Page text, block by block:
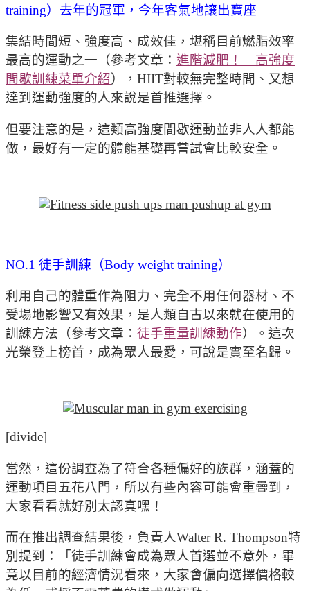
training）去年的冠軍，今年客氣地讓出寶座
集結時間短、強度高、成效佳，堪稱目前燃脂效率
最高的運動之一（參考文章： 進階減肥！ 高強度
間歇訓練菜單介紹），HIIT對較無完整時間、又想
達到運動強度的人來說是首推選擇。
但要注意的是，這類高強度間歇運動並非人人都能
做，最好有一定的體能基礎再嘗試會比較安全。
NO.1 徒手訓練（Body weight training）
利用自己的體重作為阻力、完全不用任何器材、不
受場地影響又有效果，是人類自古以來就在使用的
訓練方法（參考文章： 徒手重量訓練動作）。這次
光榮登上榜首，成為眾人最愛，可說是實至名歸。
[divide]
當然，這份調查為了符合各種偏好的族群，涵蓋的
運動項目五花八門，所以有些內容可能會重疊到，
大家看看就好別太認真嘿！
而在推出調查結果後，負責人Walter R. Thompson特
別提到：「徒手訓練會成為眾人首選並不意外，畢
竟以目前的經濟情況看來，大家會偏向選擇價格較